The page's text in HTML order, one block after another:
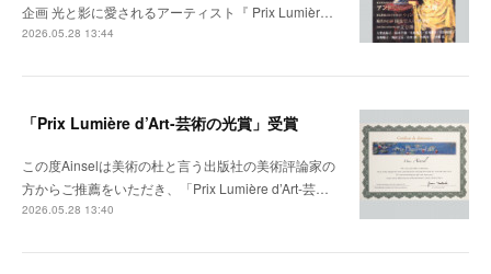
企画 光と影に愛されるアーティスト『 Prix Lumièr…
2026.05.28 13:44
「Prix Lumière d’Art-芸術の光賞」受賞
この度Ainselは美術の杜と言う出版社の美術評論家の
方からご推薦をいただき、「Prix Lumière d’Art-芸…
2026.05.28 13:40